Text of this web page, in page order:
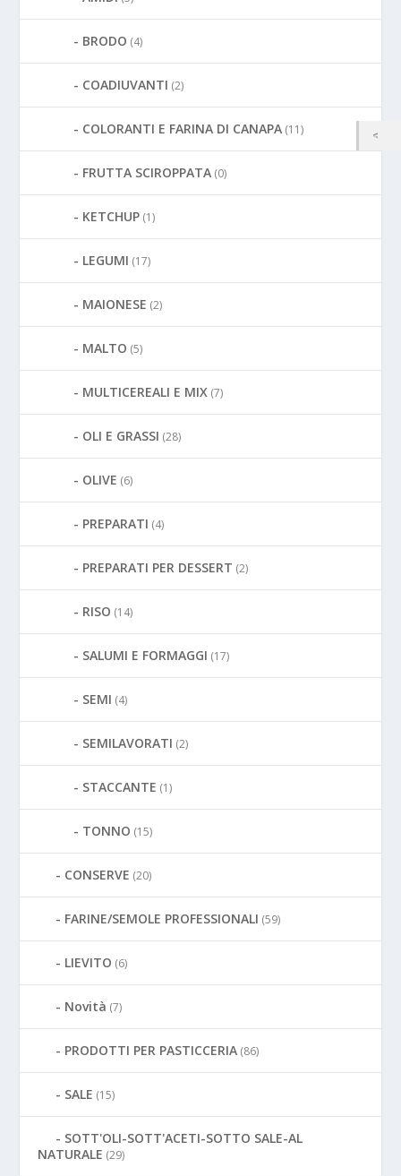
BRODO (4)
COADIUVANTI (2)
COLORANTI E FARINA DI CANAPA (11)
FRUTTA SCIROPPATA (0)
KETCHUP (1)
LEGUMI (17)
MAIONESE (2)
MALTO (5)
MULTICEREALI E MIX (7)
OLI E GRASSI (28)
OLIVE (6)
PREPARATI (4)
PREPARATI PER DESSERT (2)
RISO (14)
SALUMI E FORMAGGI (17)
SEMI (4)
SEMILAVORATI (2)
STACCANTE (1)
TONNO (15)
CONSERVE (20)
FARINE/SEMOLE PROFESSIONALI (59)
LIEVITO (6)
Novità (7)
PRODOTTI PER PASTICCERIA (86)
SALE (15)
SOTT'OLI-SOTT'ACETI-SOTTO SALE-AL
NATURALE (29)